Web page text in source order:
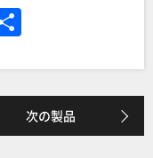
次の製品